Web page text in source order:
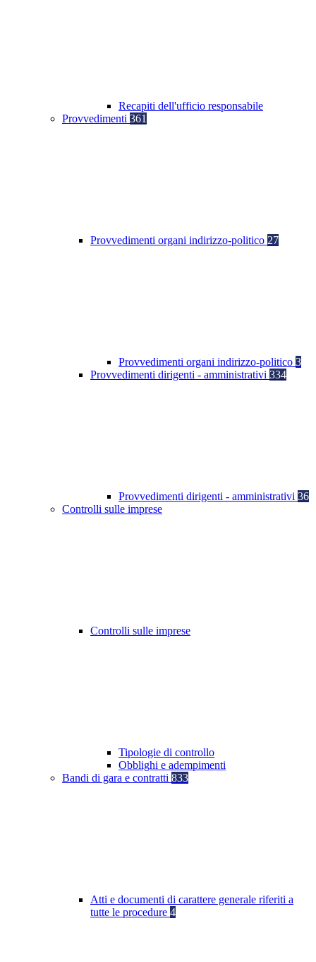
Recapiti dell'ufficio responsabile
Provvedimenti 361
Provvedimenti organi indirizzo-politico 27
Provvedimenti organi indirizzo-politico 3
Provvedimenti dirigenti - amministrativi 334
Provvedimenti dirigenti - amministrativi 36
Controlli sulle imprese
Controlli sulle imprese
Tipologie di controllo
Obblighi e adempimenti
Bandi di gara e contratti 833
Atti e documenti di carattere generale riferiti a
tutte le procedure 4